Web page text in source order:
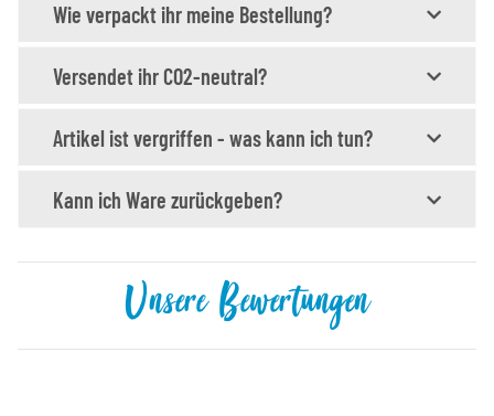
Wie verpackt ihr meine Bestellung?
Versendet ihr CO2-neutral?
Artikel ist vergriffen - was kann ich tun?
Kann ich Ware zurückgeben?
Unsere Bewertungen